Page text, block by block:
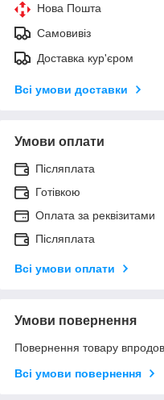
Нова Пошта
Самовивіз
Доставка кур'єром
Всі умови доставки
Умови оплати
Післяплата
Готівкою
Оплата за реквізитами
Післяплата
Всі умови оплати
Умови повернення
Повернення товару
Всі умови повернення